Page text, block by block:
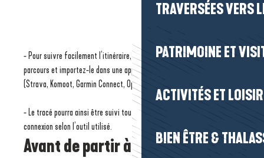
TRAVERSÉES VERS
PATRIMOINE ET
ACTIVITÉS ET
BIEN ÊTRE &
- Pour suivre facilement l’itinéraire, téléchargez le fichier GPX du
parcours et importez-le dans une application ou un compteur compatible
(Strava, Komoot, Garmin Connect, OpenRunner…).
- Le tracé pourra ainsi être suivi tout au long de la balade, même sans
connexion selon l’outil utilisé.
Avant de partir à vélo